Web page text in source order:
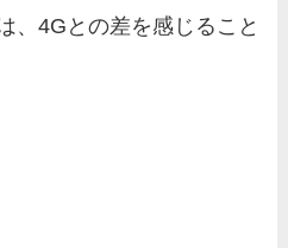
、4Gとの差を感じること